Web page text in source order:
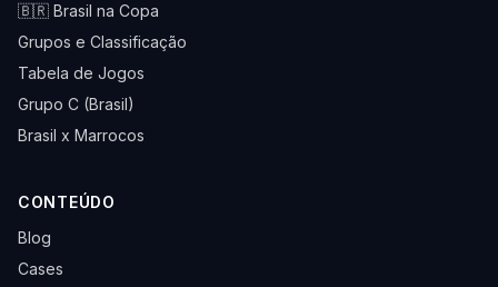
🇧🇷 Brasil na Copa
Grupos e Classificação
Tabela de Jogos
Grupo C (Brasil)
Brasil x Marrocos
CONTEÚDO
Blog
Cases